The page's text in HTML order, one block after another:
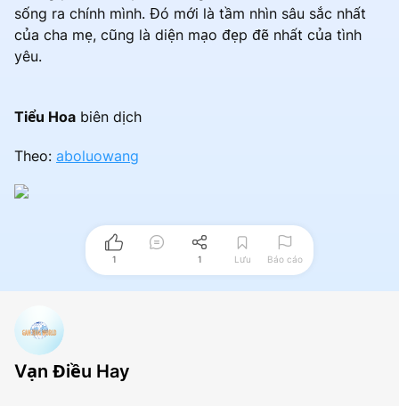
sống ra chính mình. Đó mới là tầm nhìn sâu sắc nhất
của cha mẹ, cũng là diện mạo đẹp đẽ nhất của tình
yêu.
Tiểu Hoa biên dịch
Theo: aboluowang
1 1 Lưu Báo cáo
Vạn Điều Hay